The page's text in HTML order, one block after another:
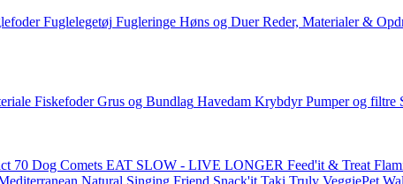
Fuglelegetøj Fugleringe Høns og Duer Reder, Materialer &
Fiskefoder Grus og Bundlag Havedam Krybdyr Pumper og filtre
70 Dog Comets EAT SLOW - LIVE LONGER Feed'it & Treat
Natural Singing Friend Snack'it Taki Truly VeggiePet